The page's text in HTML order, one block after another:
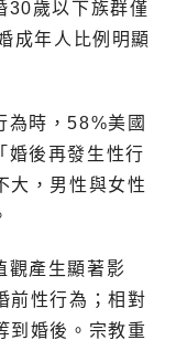
30歲以下族群僅
成年人比例明顯
為時，58%美國
婚後再發生性行
大，男性與女性
觀產生顯著影
前性行為；相對
到婚後。宗教重